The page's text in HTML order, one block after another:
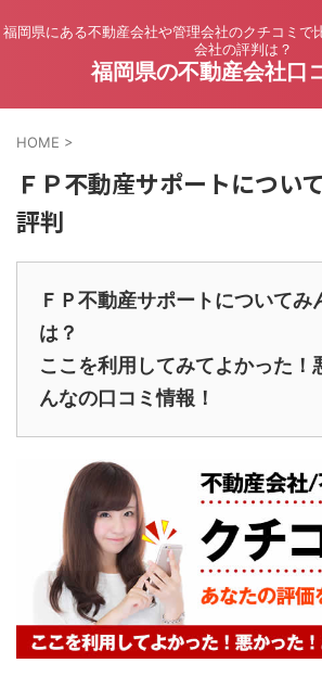
福岡県にある不動産会社や管理会社のクチコミで
会社の評判は？
福岡県の不動産会社口
HOME >
ＦＰ不動産サポートについ
評判
ＦＰ不動産サポートについてみ
は？
ここを利用してみてよかった！
んなの口コミ情報！